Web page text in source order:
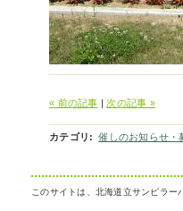
« 前の記事 |次の記事 »
カテゴリ : 催しのお知らせ・
このサイトは、北海道立サンピラ